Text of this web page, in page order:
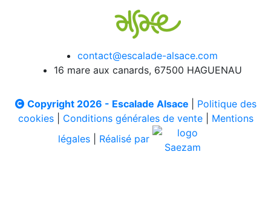
contact@escalade-alsace.com
16 mare aux canards, 67500 HAGUENAU
Copyright 2026 - Escalade Alsace
Politique des
cookies| Conditions générales de vente| Mentions
légales
Réalisé par